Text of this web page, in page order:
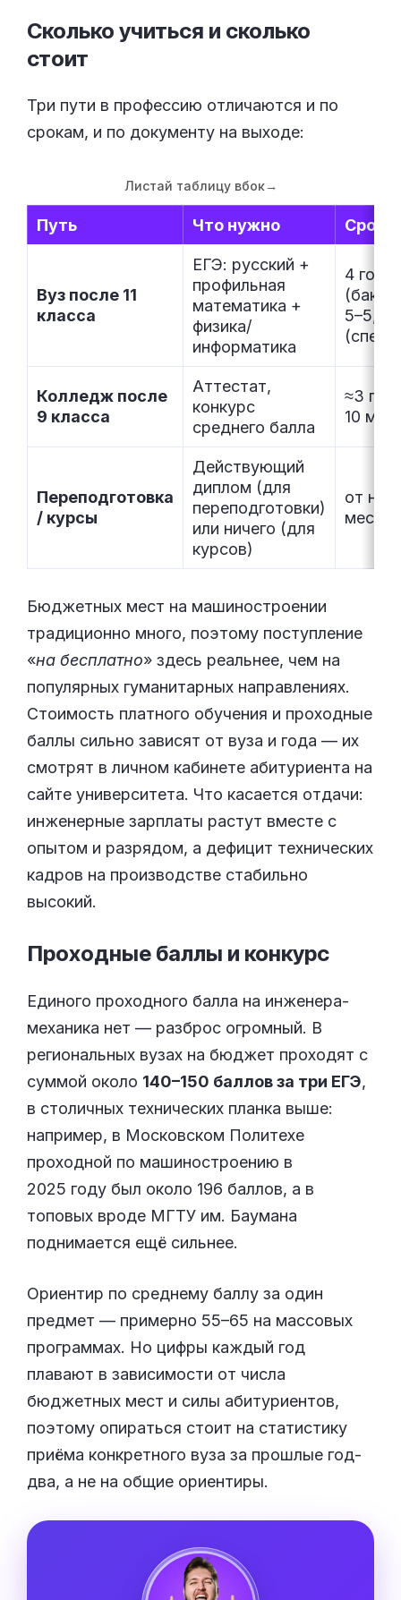
Сколько учиться и сколько
стоит
Три пути в профессию отличаются и по
срокам, и по документу на выходе:
Листай таблицу вбок→
Путь Что нужно Срок
Вуз после 11
класса
ЕГЭ: русский +
профильная
математика +
физика/
информатика
4 года
5–5,5
Колледж после
9 класса
Аттестат,
конкурс
среднего балла
≈3
10
Переподготовка
/ курсы
Действующий
диплом (для
переподготовки)
или ничего (для
курсов)
от
Бюджетных мест на машиностроении
традиционно много, поэтому поступление
«на бесплатно» здесь реальнее, чем на
популярных гуманитарных направлениях.
Стоимость платного обучения и проходные
баллы сильно зависят от вуза и года — их
смотрят в личном кабинете абитуриента на
сайте университета. Что касается отдачи:
инженерные зарплаты растут вместе с
опытом и разрядом, а дефицит технических
кадров на производстве стабильно
высокий.
Проходные баллы и конкурс
Единого проходного балла на инженера-
механика нет — разброс огромный. В
региональных вузах на бюджет проходят с
суммой около 140–150 баллов за три ЕГЭ,
в столичных технических планка выше:
например, в Московском Политехе
проходной по машиностроению в
2025 году был около 196 баллов, а в
топовых вроде МГТУ им. Баумана
поднимается ещё сильнее.
Ориентир по среднему баллу за один
предмет — примерно 55–65 на массовых
программах. Но цифры каждый год
плавают в зависимости от числа
бюджетных мест и силы абитуриентов,
поэтому опираться стоит на статистику
приёма конкретного вуза за прошлые год-
два, а не на общие ориентиры.